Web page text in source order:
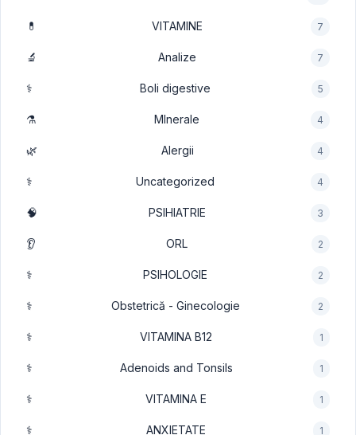
💊 VITAMINE 7
🔬 Analize 7
⚕️ Boli digestive 5
⚗️ MInerale 4
🌿 Alergii 4
⚕️ Uncategorized 4
🧠 PSIHIATRIE 3
👂 ORL 2
⚕️ PSIHOLOGIE 2
⚕️ Obstetrică - Ginecologie 2
⚕️ VITAMINA B12 1
⚕️ Adenoids and Tonsils 1
⚕️ VITAMINA E 1
⚕️ ANXIETATE 1